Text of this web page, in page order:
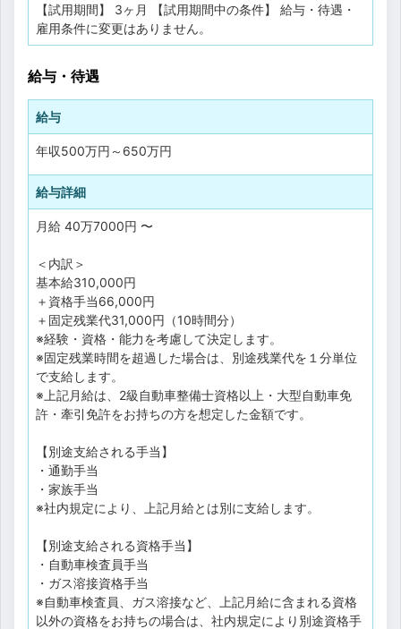
【試用期間】 3ヶ月 【試用期間中の条件】 給与・待遇・
雇用条件に変更はありません。
給与・待遇
給与
年収500万円 ～ 650万円
給与詳細
月給 40万7000円 〜
＜内訳＞
基本給310,000円
＋資格手当66,000円
＋固定残業代31,000円（10時間分）
※経験・資格・能力を考慮して決定します。
※固定残業時間を超過した場合は、別途残業代を１分単位
で支給します。
※上記月給は、2級自動車整備士資格以上・大型自動車免
許・牽引免許をお持ちの方を想定した金額です。
【別途支給される手当】
・通勤手当
・家族手当
※社内規定により、上記月給とは別に支給します。
【別途支給される資格手当】
・自動車検査員手当
・ガス溶接資格手当
※自動車検査員、ガス溶接など、上記月給に含まれる資格
以外の資格をお持ちの場合は、社内規定により別途資格手